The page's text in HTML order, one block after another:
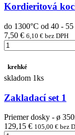
Kordieritová
do 1300°C od 40 -
7,50 € 6,10 € bez DPH
krehké
skladom 1ks
Zakladací set 1
Priemer dosky - ø
129,15 € 105,00 € bez